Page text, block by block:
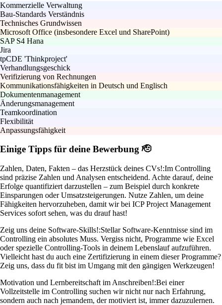
Kommerzielle Verwaltung
Bau-Standards Verständnis
Technisches Grundwissen
Microsoft Office (insbesondere Excel und SharePoint)
SAP S4 Hana
Jira
tpCDE 'Thinkproject'
Verhandlungsgeschick
Verifizierung von Rechnungen
Kommunikationsfähigkeiten in Deutsch und Englisch
Dokumentenmanagement
Änderungsmanagement
Teamkoordination
Flexibilität
Anpassungsfähigkeit
Einige Tipps für deine Bewerbung 🫡
Zahlen, Daten, Fakten – das Herzstück deines CVs!:Im Controlling
sind präzise Zahlen und Analysen entscheidend. Achte darauf, deine
Erfolge quantifiziert darzustellen – zum Beispiel durch konkrete
Einsparungen oder Umsatzsteigerungen. Nutze Zahlen, um deine
Fähigkeiten hervorzuheben, damit wir bei ICP Project Management
Services sofort sehen, was du drauf hast!
Zeig uns deine Software-Skills!:Stellar Software-Kenntnisse sind im
Controlling ein absolutes Muss. Vergiss nicht, Programme wie Excel
oder spezielle Controlling-Tools in deinem Lebenslauf aufzuführen.
Vielleicht hast du auch eine Zertifizierung in einem dieser Programme?
Zeig uns, dass du fit bist im Umgang mit den gängigen Werkzeugen!
Motivation und Lernbereitschaft im Anschreiben!:Bei einer
Vollzeitstelle im Controlling suchen wir nicht nur nach Erfahrung,
sondern auch nach jemandem, der motiviert ist, immer dazuzulernen.